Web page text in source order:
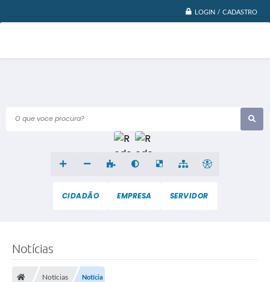
LOGIN / CADASTRO
O que voce procura?
CIDADÃO EMPRESA SERVIDOR
Notícias
Notícias Notícia